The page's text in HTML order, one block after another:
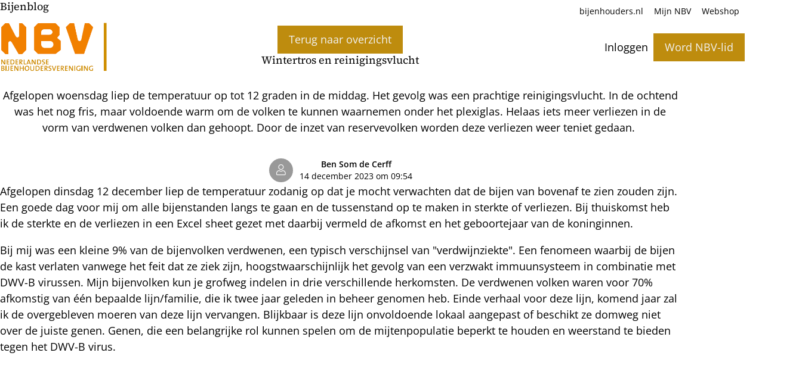
Inloggen Word NBV-lid
bijenhouders.nl Mijn NBV Webshop
Bijenblog
Terug naar overzicht
Wintertros en reinigingsvlucht
Afgelopen woensdag liep de temperatuur op tot 12 graden in de middag. Het gevolg was een prachtige reinigingsvlucht. In de ochtend
was het nog fris, maar voldoende warm om de volken te kunnen waarnemen onder het plexiglas. Helaas iets meer verliezen in de
vorm van verdwenen volken dan gehoopt. Door de inzet van reservevolken worden deze verliezen weer teniet gedaan.
Ben Som de Cerff
14 december 2023 om 09:54
Afgelopen dinsdag 12 december liep de temperatuur zodanig op dat je mocht verwachten dat de bijen van bovenaf te zien zouden zijn.
Een goede dag voor mij om alle bijenstanden langs te gaan en de tussenstand op te maken in sterkte of verliezen. Bij thuiskomst heb
ik de sterkte en de verliezen in een Excel sheet gezet met daarbij vermeld de afkomst en het geboortejaar van de koninginnen.
Bij mij was een kleine 9% van de bijenvolken verdwenen, een typisch verschijnsel van "verdwijnziekte". Een fenomeen waarbij de bijen
de kast verlaten vanwege het feit dat ze ziek zijn, hoogstwaarschijnlijk het gevolg van een verzwakt immuunsysteem in combinatie met
DWV-B virussen. Mijn bijenvolken kun je grofweg indelen in drie verschillende herkomsten. De verdwenen volken waren voor 70%
afkomstig van één bepaalde lijn/familie, die ik twee jaar geleden in beheer genomen heb. Einde verhaal voor deze lijn, komend jaar zal
ik de overgebleven moeren van deze lijn vervangen. Blijkbaar is deze lijn onvoldoende lokaal aangepast of beschikt ze domweg niet
over de juiste genen. Genen, die een belangrijke rol kunnen spelen om de mijtenpopulatie beperkt te houden en weerstand te bieden
tegen het DWV-B virus.